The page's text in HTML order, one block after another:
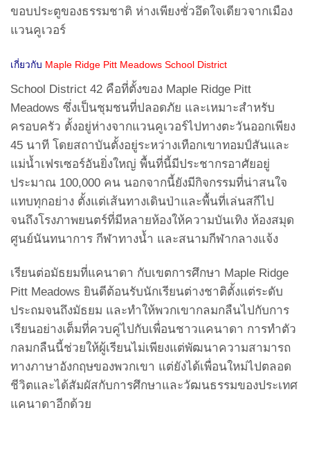
ขอบประตูของธรรมชาติ ห่างเพียงชั่วอึดใจเดียวจากเมือง
แวนคูเวอร์
เกี่ยวกับ Maple Ridge Pitt Meadows School District
School District 42 คือที่ตั้งของ Maple Ridge Pitt
Meadows ซึ่งเป็นชุมชนที่ปลอดภัย และเหมาะสำหรับ
ครอบครัว ตั้งอยู่ห่างจากแวนคูเวอร์ไปทางตะวันออกเพียง
45 นาที โดยสถาบันตั้งอยู่ระหว่างเทือกเขาทอมป์สันและ
แม่น้ำเฟรเซอร์อันยิ่งใหญ่ พื้นที่นี้มีประชากรอาศัยอยู่
ประมาณ 100,000 คน นอกจากนี้ยังมีกิจกรรมที่น่าสนใจ
แทบทุกอย่าง ตั้งแต่เส้นทางเดินป่าและพื้นที่เล่นสกีไป
จนถึงโรงภาพยนตร์ที่มีหลายห้องให้ความบันเทิง ห้องสมุด
ศูนย์นันทนาการ กีฬาทางน้ำ และสนามกีฬากลางแจ้ง
เรียนต่อมัธยมที่แคนาดา กับเขตการศึกษา Maple Ridge
Pitt Meadows ยินดีต้อนรับนักเรียนต่างชาติตั้งแต่ระดับ
ประถมจนถึงมัธยม และทำให้พวกเขากลมกลืนไปกับการ
เรียนอย่างเต็มที่ควบคู่ไปกับเพื่อนชาวแคนาดา การทำตัว
กลมกลืนนี้ช่วยให้ผู้เรียนไม่เพียงแต่พัฒนาความสามารถ
ทางภาษาอังกฤษของพวกเขา แต่ยังได้เพื่อนใหม่ไปตลอด
ชีวิตและได้สัมผัสกับการศึกษาและวัฒนธรรมของประเทศ
แคนาดาอีกด้วย